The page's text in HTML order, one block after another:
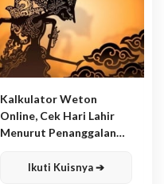
Kalkulator Weton
Online, Cek Hari Lahir
Menurut Penanggalan
Ikuti Kuisnya ➔